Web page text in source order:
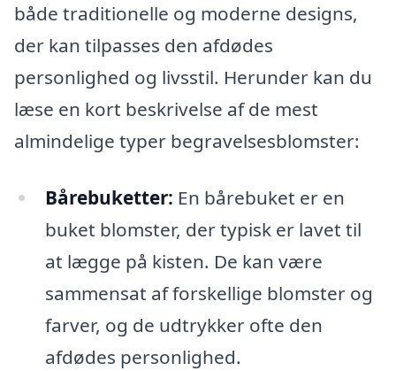
både traditionelle og moderne designs,
der kan tilpasses den afdødes
personlighed og livsstil. Herunder kan du
læse en kort beskrivelse af de mest
almindelige typer begravelsesblomster:
Bårebuketter: En bårebuket er en
buket blomster, der typisk er lavet til
at lægge på kisten. De kan være
sammensat af forskellige blomster og
farver, og de udtrykker ofte den
afdødes personlighed.